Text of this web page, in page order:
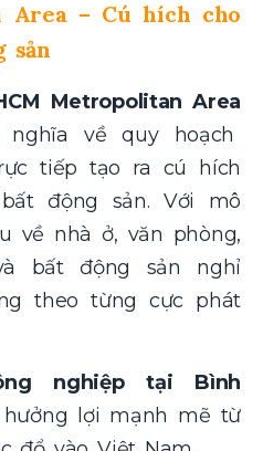
Area – Cú hích cho
sản
Metropolitan Area
về quy hoạch
tiếp tạo ra cú hích
động sản. Với mô
về nhà ở, văn phòng,
bất động sản nghỉ
theo từng cực phát
nghiệp tại Bình
hưởng lợi mạnh mẽ từ